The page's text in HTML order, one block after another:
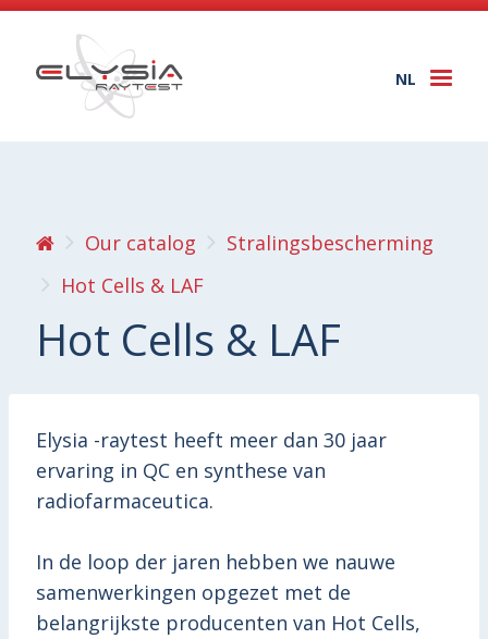
NL
Our catalog
Stralingsbescherming
Hot Cells & LAF
Hot Cells & LAF
Elysia -raytest heeft meer dan 30 jaar
ervaring in QC en synthese van
radiofarmaceutica.
In de loop der jaren hebben we nauwe
samenwerkingen opgezet met de
belangrijkste producenten van Hot Cells,